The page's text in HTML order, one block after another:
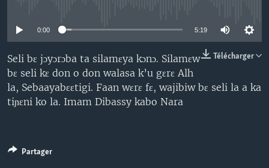
0:00 5:19
Télécharger
Seli bɛ jɔyɔrɔba ta silamɛya kɔnɔ. Silamɛw
bɛ seli kɛ don o don walasa k’u gɛrɛ Alh
la, Sebaayabɛɛtigi. Faan wɛrɛ fɛ, wajibiw bɛ seli la a ka
tiɲɛni ko la. Imam Dibassy kabo Nara
Partager